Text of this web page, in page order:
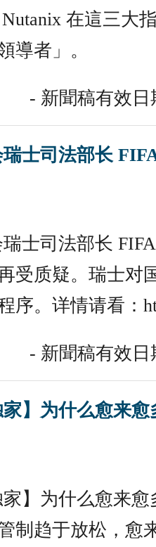
在這三大
導者」。
- 新聞稿有效日
士司法部长
士司法部长
受质疑。瑞士对
序。详情请看：
- 新聞稿有效日
】为什么愈来
】为什么愈来
制趋于放松，愈